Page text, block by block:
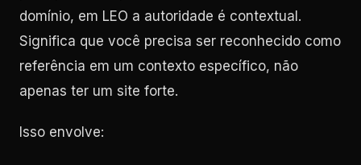
domínio, em LEO a autoridade é contextual.
Significa que você precisa ser reconhecido como
referência em um contexto específico, não
apenas ter um site forte.
Isso envolve: